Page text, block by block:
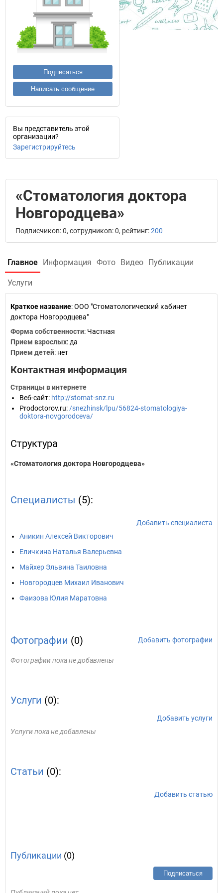
Подписаться
Написать сообщение
Вы представитель этой
организации?
Зарегистрируйтесь
«Стоматология доктора
Новгородцева»
Подписчиков: 0, сотрудников: 0, рейтинг:200
Главное Информация Фото Видео Публикации
Услуги
Краткое название:ООО "Стоматологический кабинет
доктора Новгородцева"
Форма собственности: Частная
Прием взрослых: да
Прием детей: нет
Контактная информация
Страницы в интернете
Веб-сайт: http://stomat-snz.ru
Prodoctorov.ru: /snezhinsk/lpu/56824-stomatologiya-
doktora-novgorodceva/
Структура
«Стоматология доктора Новгородцева»
Специалисты (5):
Добавить специалиста
Аникин Алексей Викторович
Еличкина Наталья Валерьевна
Майхер Эльвина Таиловна
Новгородцев Михаил Иванович
Фаизова Юлия Маратовна
Фотографии (0) Добавить фотографии
Фотографии пока не добавлены
Услуги (0):
Добавить услуги
Услуги пока не добавлены
Статьи (0):
Добавить статью
Публикации (0)
Подписаться